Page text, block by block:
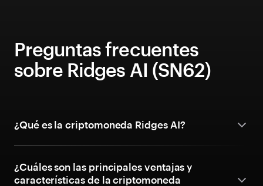
Preguntas frecuentes
sobre Ridges AI (SN62)
¿Qué es la criptomoneda Ridges AI?
¿Cuáles son las principales ventajas y
características de la criptomoneda